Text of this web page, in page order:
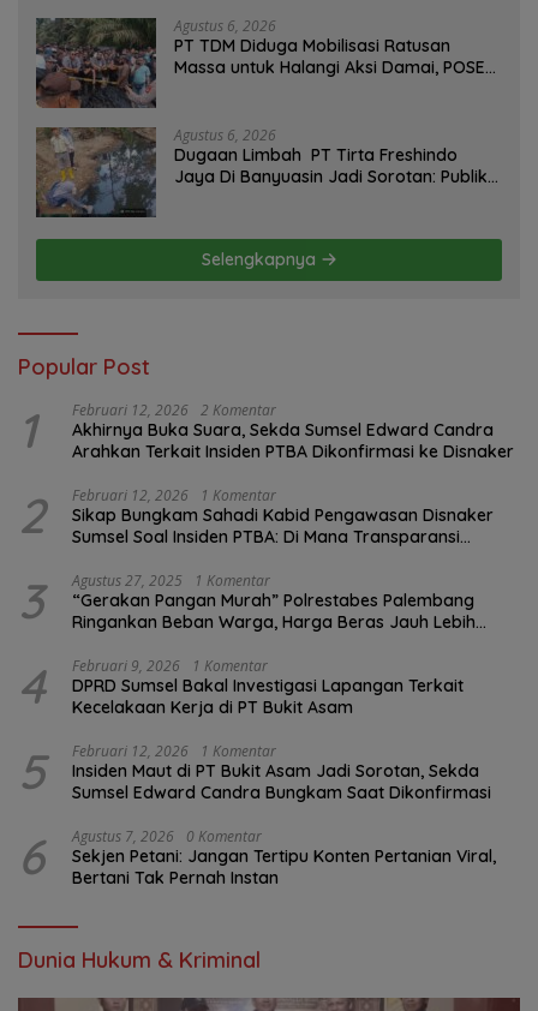
Agustus 6, 2026
PT TDM Diduga Mobilisasi Ratusan
Massa untuk Halangi Aksi Damai, POSE
Agustus 6, 2026
Dugaan Limbah PT Tirta Freshindo
Jaya Di Banyuasin Jadi Sorotan: Publik
Selengkapnya
Popular Post
1 Februari 12, 2026 2 Komentar
Akhirnya Buka Suara, Sekda Sumsel Edward Candra
Arahkan Terkait Insiden PTBA Dikonfirmasi ke Disnaker
2 Februari 12, 2026 1 Komentar
Sikap Bungkam Sahadi Kabid Pengawasan Disnaker
Sumsel Soal Insiden PTBA: Di Mana Transparansi
3 Agustus 27, 2025 1 Komentar
“Gerakan Pangan Murah” Polrestabes Palembang
Ringankan Beban Warga, Harga Beras Jauh Lebih
4 Februari 9, 2026 1 Komentar
DPRD Sumsel Bakal Investigasi Lapangan Terkait
Kecelakaan Kerja di PT Bukit Asam
5 Februari 12, 2026 1 Komentar
Insiden Maut di PT Bukit Asam Jadi Sorotan, Sekda
Sumsel Edward Candra Bungkam Saat Dikonfirmasi
6 Agustus 7, 2026 0 Komentar
Sekjen Petani: Jangan Tertipu Konten Pertanian Viral,
Bertani Tak Pernah Instan
Dunia Hukum & Kriminal